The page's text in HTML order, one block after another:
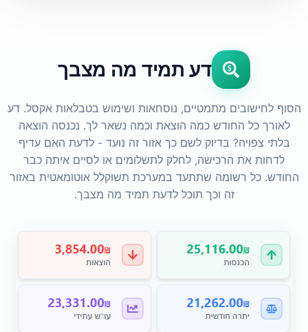
דע תמיד מה מצבך
הסוף לחישובים מתמטיים, נוסחאות ושימוש בטבלאות אקסל. דע
לאורך כל החודש כמה הוצאת וכמה נשאר לך. נכנסה הוצאה
בלתי צפויה? בדיוק לשם כך אזור זה נועד - לדעת האם עדיף
לדחות את הרכישה, לחלק לתשלומים או לסיים איתה כבר
החודש. כל רשומה שתתעד במערכת תשוקלל אוטומאטית באזור
זה וכך תוכל לדעת תמיד מה מצבך.